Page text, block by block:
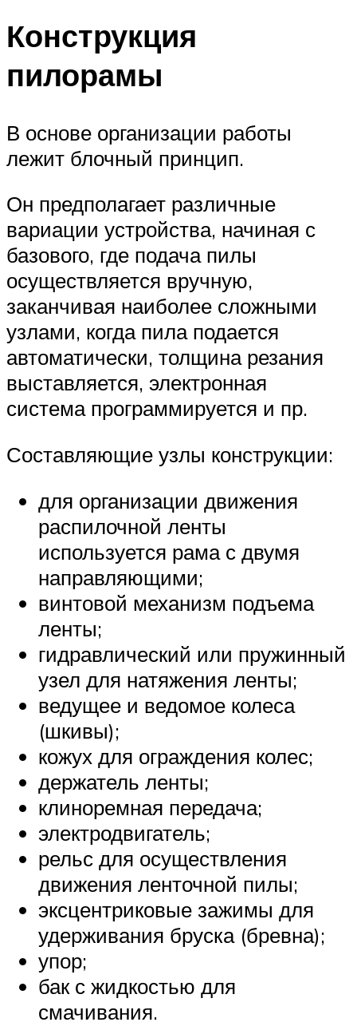
Конструкция
пилорамы
В основе организации работы
лежит блочный принцип.
Он предполагает различные
вариации устройства, начиная с
базового, где подача пилы
осуществляется вручную,
заканчивая наиболее сложными
узлами, когда пила подается
автоматически, толщина резания
выставляется, электронная
система программируется и пр.
Составляющие узлы конструкции:
для организации движения
распилочной ленты
используется рама с двумя
направляющими;
винтовой механизм подъема
ленты;
гидравлический или пружинный
узел для натяжения ленты;
ведущее и ведомое колеса
(шкивы);
кожух для ограждения колес;
держатель ленты;
клиноремная передача;
электродвигатель;
рельс для осуществления
движения ленточной пилы;
эксцентриковые зажимы для
удерживания бруска (бревна);
упор;
бак с жидкостью для
смачивания.